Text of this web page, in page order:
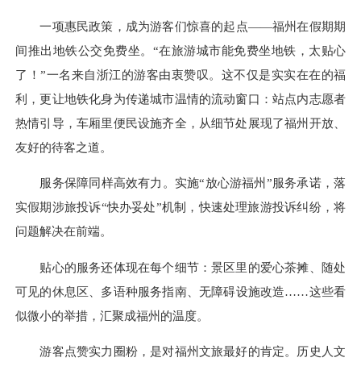
一项惠民政策，成为游客们惊喜的起点——福州在假期期
间推出地铁公交免费坐。“在旅游城市能免费坐地铁，太贴心
了！”一名来自浙江的游客由衷赞叹。这不仅是实实在在的福
利，更让地铁化身为传递城市温情的流动窗口：站点内志愿者
热情引导，车厢里便民设施齐全，从细节处展现了福州开放、
友好的待客之道。
服务保障同样高效有力。实施“放心游福州”服务承诺，落
实假期涉旅投诉“快办妥处”机制，快速处理旅游投诉纠纷，将
问题解决在前端。
贴心的服务还体现在每个细节：景区里的爱心茶摊、随处
可见的休息区、多语种服务指南、无障碍设施改造……这些看
似微小的举措，汇聚成福州的温度。
游客点赞实力圈粉，是对福州文旅最好的肯定。历史人文